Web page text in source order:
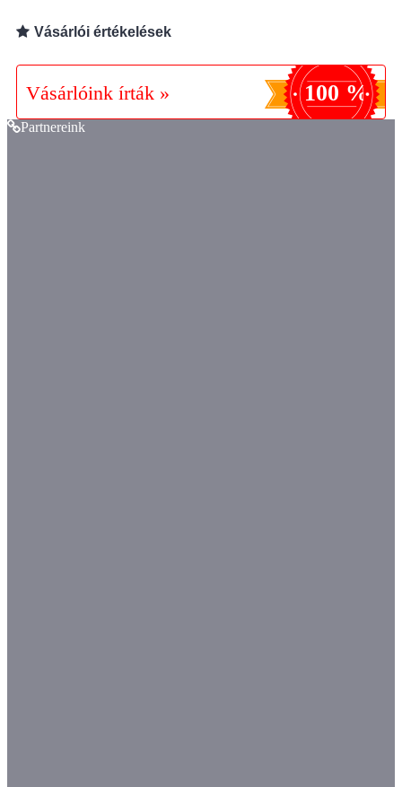
Vásárlói értékelések
Vásárlóink írták » 100 %
Partnereink